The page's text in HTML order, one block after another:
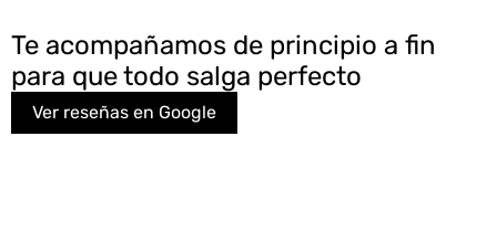
Te acompañamos de principio a fin
para que todo salga perfecto
Ver reseñas en Google